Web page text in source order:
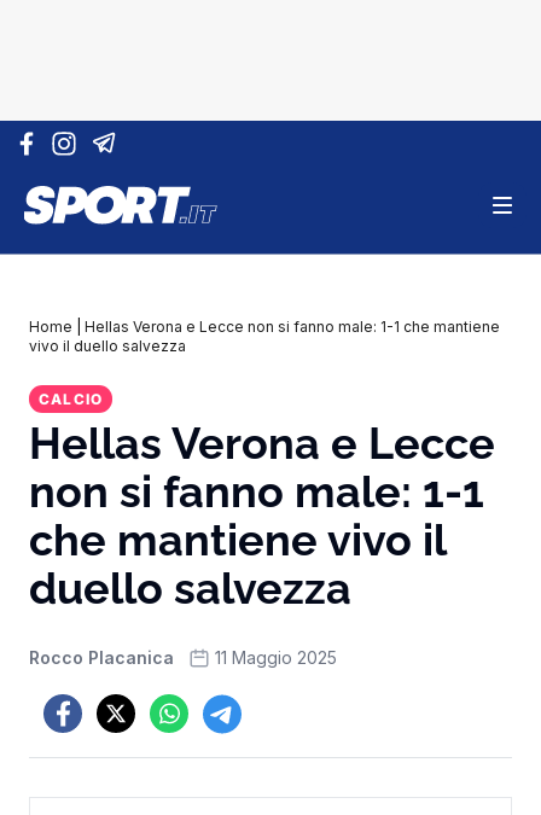
Vai al contenuto
Home
Hellas Verona e Lecce non si fanno male: 1-1 che mantiene
vivo il duello salvezza
CALCIO
Hellas Verona e Lecce
non si fanno male: 1-1
che mantiene vivo il
duello salvezza
Rocco Placanica 11 Maggio 2025